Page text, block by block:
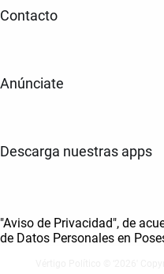
Contacto
Anúnciate
Descarga nuestras apps
"Aviso de Privacidad", de
de Datos Personales en